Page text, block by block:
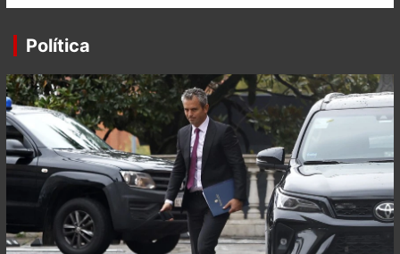
Política